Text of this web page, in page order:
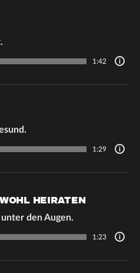
1:42
1:29
HEIRATEN
den Augen.
1:23